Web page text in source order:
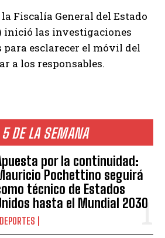
5 DE LA SEMANA
por la continuidad:
Pochettino seguirá
técnico de Estados
hasta el Mundial 2030
DEPORTES
Fiscalía General del Estado
inició las investigaciones
esclarecer el móvil del
a los responsables.